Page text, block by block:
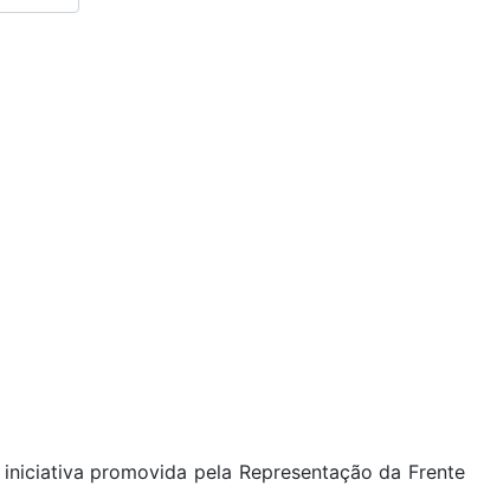
promovida pela Representação da Frente